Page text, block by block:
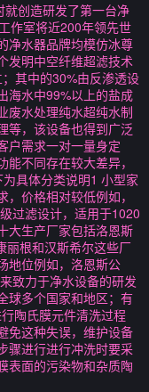
创造研发了第一台净
作室将近200年领先世
净水器品牌均模仿冰尊
发明中空纤维超滤技术
其中的30%由反渗透设
海水中99%以上的盐成
废水处理纯水超纯水制
等，该设备也得到广泛
户需求一对一量身定
不同存在较大差异，
具体分类说明1 小型家
价格相对较低例如，
过滤设计，适用于1020
大生产厂家包括洛恩斯
丽根和汉斯希尔这些厂
地位例如，洛恩斯公
致力于净水设备的研发
球多个国家和地区；有
陶氏膜元件清洗过程
免这种失误，维护设备
骤进行进行冲洗时要采
表面的污染物和杂质陶